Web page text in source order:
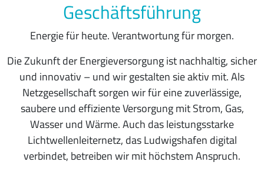
Geschäftsführung
Energie für heute. Verantwortung für morgen.
Die Zukunft der Energieversorgung ist nachhaltig, sicher
und innovativ – und wir gestalten sie aktiv mit. Als
Netzgesellschaft sorgen wir für eine zuverlässige,
saubere und effiziente Versorgung mit Strom, Gas,
Wasser und Wärme. Auch das leistungsstarke
Lichtwellenleiternetz, das Ludwigshafen digital
verbindet, betreiben wir mit höchstem Anspruch.